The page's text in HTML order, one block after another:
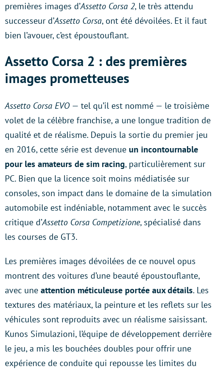
premières images d’Assetto Corsa 2, le très attendu
successeur d’Assetto Corsa, ont été dévoilées. Et il faut
bien l’avouer, c’est époustouflant.
Assetto Corsa 2 : des premières
images prometteuses
Assetto Corsa EVO — tel qu’il est nommé — le troisième
volet de la célèbre franchise, a une longue tradition de
qualité et de réalisme. Depuis la sortie du premier jeu
en 2016, cette série est devenue un incontournable
pour les amateurs de sim racing, particulièrement sur
PC. Bien que la licence soit moins médiatisée sur
consoles, son impact dans le domaine de la simulation
automobile est indéniable, notamment avec le succès
critique d’Assetto Corsa Competizione, spécialisé dans
les courses de GT3.
Les premières images dévoilées de ce nouvel opus
montrent des voitures d’une beauté époustouflante,
avec une attention méticuleuse portée aux détails. Les
textures des matériaux, la peinture et les reflets sur les
véhicules sont reproduits avec un réalisme saisissant.
Kunos Simulazioni, l’équipe de développement derrière
le jeu, a mis les bouchées doubles pour offrir une
expérience de conduite qui repousse les limites du